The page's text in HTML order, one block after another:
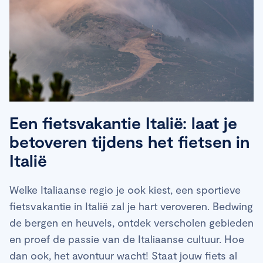
Een fietsvakantie Italië: laat je
betoveren tijdens het fietsen in
Italië
Welke Italiaanse regio je ook kiest, een sportieve
fietsvakantie in Italië zal je hart veroveren. Bedwing
de bergen en heuvels, ontdek verscholen gebieden
en proef de passie van de Italiaanse cultuur. Hoe
dan ook, het avontuur wacht! Staat jouw fiets al